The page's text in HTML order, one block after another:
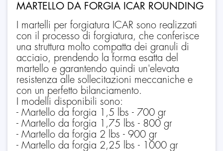
MARTELLO DA FORGIA ICAR ROUNDING
I martelli per forgiatura ICAR sono realizzati
con il processo di forgiatura, che conferisce
una struttura molto compatta dei granuli di
acciaio, prendendo la forma esatta del
martello e garantendo quindi un'elevata
resistenza alle sollecitazioni meccaniche e
con un perfetto bilanciamento.
I modelli disponibili sono:
- Martello da forgia 1,5 lbs - 700 gr
- Martello da forgia 1,75 lbs - 800 gr
- Martello da forgia 2 lbs - 900 gr
- Martello da forgia 2,25 lbs - 1000 gr